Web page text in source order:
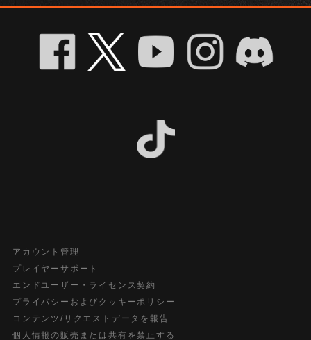
アカウント管理
プレイヤーサポート
エンドユーザー・ライセンス契約
プライバシーおよびクッキーポリシー
コンテンツ/リクエストデータを報告
個人情報の販売または共有を禁止する